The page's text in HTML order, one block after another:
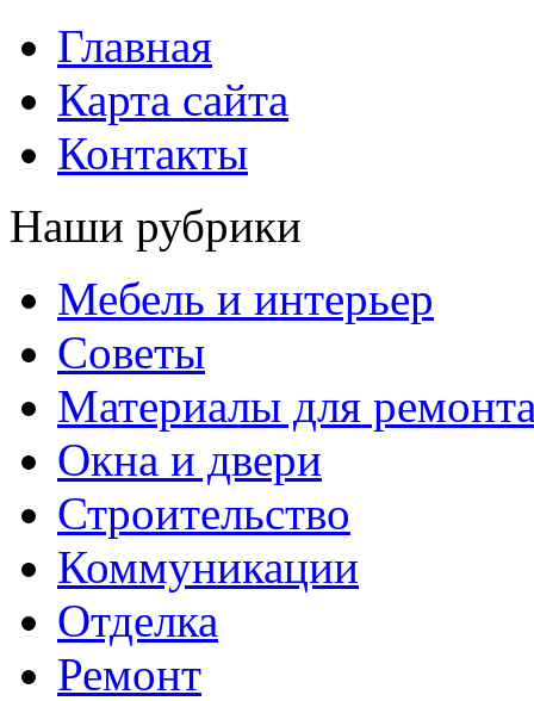
Главная
Карта сайта
Контакты
Наши рубрики
Мебель и интерьер
Советы
Материалы для
Окна и двери
Строительство
Коммуникации
Отделка
Ремонт